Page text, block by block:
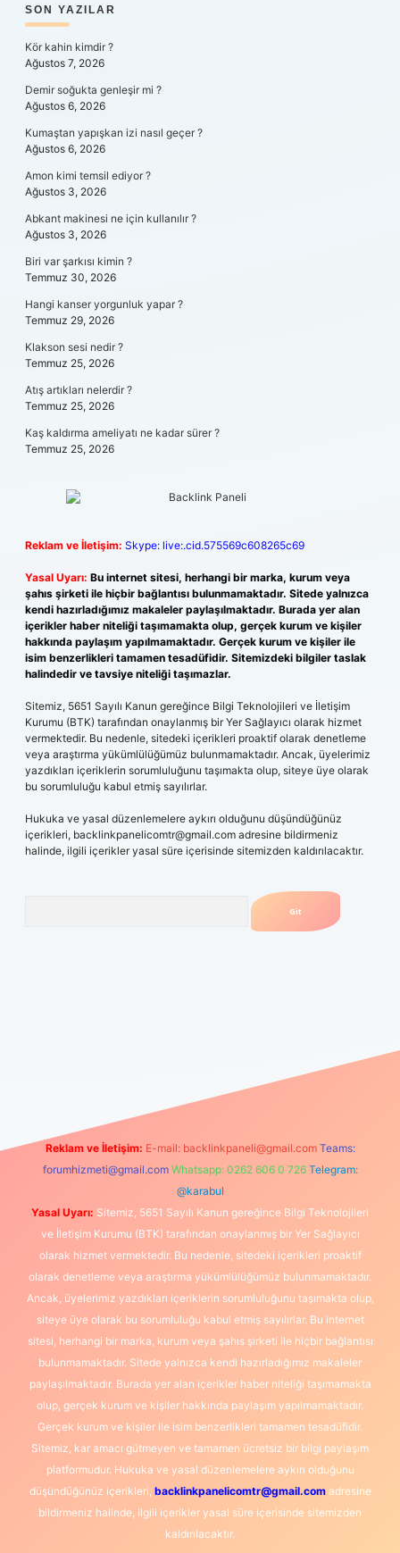
SIDEBAR
SON YAZILAR
Kör kahin kimdir ?
Ağustos 7, 2026
Demir soğukta genleşir mi ?
Ağustos 6, 2026
Kumaştan yapışkan izi nasıl geçer ?
Ağustos 6, 2026
Amon kimi temsil ediyor ?
Ağustos 3, 2026
Abkant makinesi ne için kullanılır ?
Ağustos 3, 2026
Biri var şarkısı kimin ?
Temmuz 30, 2026
Hangi kanser yorgunluk yapar ?
Temmuz 29, 2026
Klakson sesi nedir ?
Temmuz 25, 2026
Atış artıkları nelerdir ?
Temmuz 25, 2026
Kaş kaldırma ameliyatı ne kadar sürer ?
Temmuz 25, 2026
Reklam ve İletişim: Skype: live:.cid.575569c608265c69
Yasal Uyarı: Bu internet sitesi, herhangi bir marka, kurum veya
şahıs şirketi ile hiçbir bağlantısı bulunmamaktadır. Sitede yalnızca
kendi hazırladığımız makaleler paylaşılmaktadır. Burada yer alan
içerikler haber niteliği taşımamakta olup, gerçek kurum ve kişiler
hakkında paylaşım yapılmamaktadır. Gerçek kurum ve kişiler ile
isim benzerlikleri tamamen tesadüfidir. Sitemizdeki bilgiler taslak
halindedir ve tavsiye niteliği taşımazlar.
Sitemiz, 5651 Sayılı Kanun gereğince Bilgi Teknolojileri ve İletişim
Kurumu (BTK) tarafından onaylanmış bir Yer Sağlayıcı olarak hizmet
vermektedir. Bu nedenle, sitedeki içerikleri proaktif olarak denetleme
veya araştırma yükümlülüğümüz bulunmamaktadır. Ancak, üyelerimiz
yazdıkları içeriklerin sorumluluğunu taşımakta olup, siteye üye olarak
bu sorumluluğu kabul etmiş sayılırlar.
Hukuka ve yasal düzenlemelere aykırı olduğunu düşündüğünüz
içerikleri, backlinkpanelicomtr@gmail.com adresine bildirmeniz
halinde, ilgili içerikler yasal süre içerisinde sitemizden kaldırılacaktır.
Reklam ve İletişim: E-mail: backlinkpaneli@gmail.com Teams:
forumhizmeti@gmail.com Whatsapp: 0262 606 0 726 Telegram:
@karabul
Yasal Uyarı: Sitemiz, 5651 Sayılı Kanun gereğince Bilgi Teknolojileri
ve İletişim Kurumu (BTK) tarafından onaylanmış bir Yer Sağlayıcı
olarak hizmet vermektedir. Bu nedenle, sitedeki içerikleri proaktif
olarak denetleme veya araştırma yükümlülüğümüz bulunmamaktadır.
Ancak, üyelerimiz yazdıkları içeriklerin sorumluluğunu taşımakta olup,
siteye üye olarak bu sorumluluğu kabul etmiş sayılırlar. Bu internet
sitesi, herhangi bir marka, kurum veya şahıs şirketi ile hiçbir bağlantısı
bulunmamaktadır. Sitede yalnızca kendi hazırladığımız makaleler
paylaşılmaktadır. Burada yer alan içerikler haber niteliği taşımamakta
olup, gerçek kurum ve kişiler hakkında paylaşım yapılmamaktadır.
Gerçek kurum ve kişiler ile isim benzerlikleri tamamen tesadüfidir.
Sitemiz, kar amacı gütmeyen ve tamamen ücretsiz bir bilgi paylaşım
platformudur. Hukuka ve yasal düzenlemelere aykırı olduğunu
düşündüğünüz içerikleri, backlinkpanelicomtr@gmail.comadresine
bildirmeniz halinde, ilgili içerikler yasal süre içerisinde sitemizden
kaldırılacaktır.